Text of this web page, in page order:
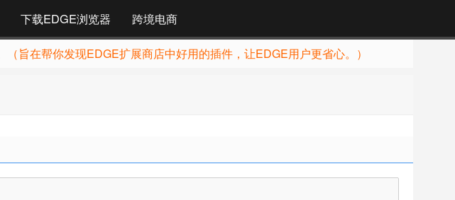
下载EDGE浏览器 跨境电商
（旨在帮你发现EDGE扩展商店中好用的插件，让EDGE用户更省心。）